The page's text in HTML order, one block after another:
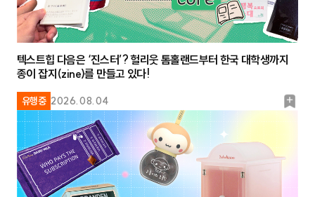
유행중 2026.08.04
북
마
텍스트힙 다음은 ‘진스터’? 헐리웃 톰홀랜드부터 한국 대학생까지
종이 잡지(zine)를 만들고 있다!